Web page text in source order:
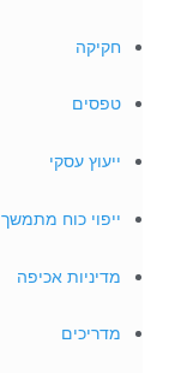
חקיקה
טפסים
ייעוץ עסקי
ייפוי כוח מתמשך
מדיניות אכיפה
מדריכים